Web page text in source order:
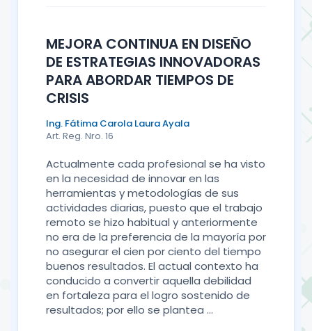
MEJORA CONTINUA EN DISEÑO
DE ESTRATEGIAS INNOVADORAS
PARA ABORDAR TIEMPOS DE
CRISIS
Ing. Fátima Carola Laura Ayala
Art. Reg. Nro. 16
Actualmente cada profesional se ha visto
en la necesidad de innovar en las
herramientas y metodologías de sus
actividades diarias, puesto que el trabajo
remoto se hizo habitual y anteriormente
no era de la preferencia de la mayoría por
no asegurar el cien por ciento del tiempo
buenos resultados. El actual contexto ha
conducido a convertir aquella debilidad
en fortaleza para el logro sostenido de
resultados; por ello se plantea ...